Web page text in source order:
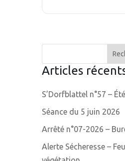
Articles
S’Dorfblattel n°57 –
Séance du 5 juin 2026
Arrêté n°07-2026 –
Alerte Sécheresse –